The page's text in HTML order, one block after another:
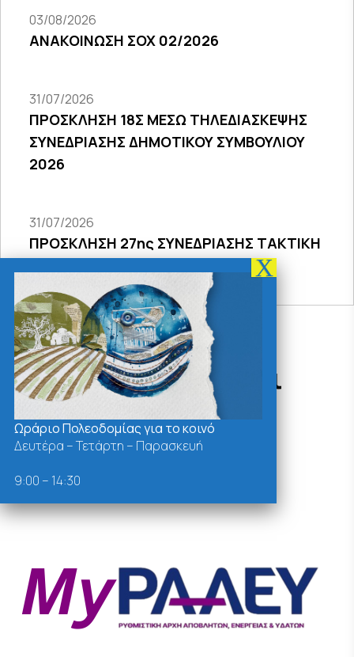
03/08/2026
ΑΝΑΚΟΙΝΩΣΗ ΣΟΧ 02/2026
31/07/2026
ΠΡΟΣΚΛΗΣΗ 18Σ ΜΕΣΩ ΤΗΛΕΔΙΑΣΚΕΨΗΣ
ΣΥΝΕΔΡΙΑΣΗΣ ΔΗΜΟΤΙΚΟΥ ΣΥΜΒΟΥΛΙΟΥ
2026
31/07/2026
ΠΡΟΣΚΛΗΣΗ 27ης ΣΥΝΕΔΡΙΑΣΗΣ ΤΑΚΤΙΚΗ
Δράσεις - Χρήσιμοι
Σύνδεσμοι
Ωράριο Πολεοδομίας για το κοινό
Δευτέρα – Τετάρτη – Παρασκευή
9:00 – 14:30